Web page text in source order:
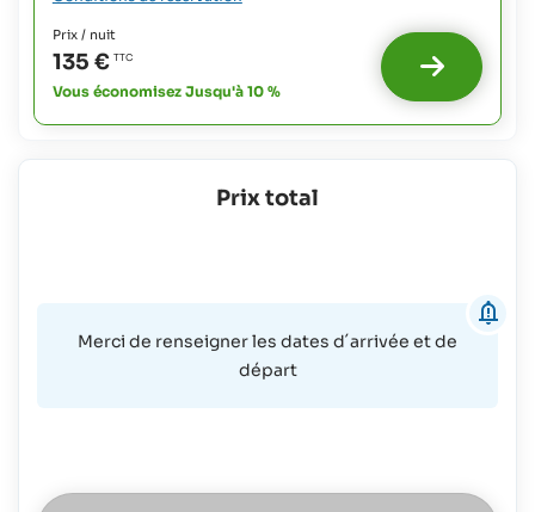
possibles
Bébés:
la
Prix / nuit
135 €
Vous économisez Jusqu'à 10 %
Prix total
Merci de renseigner les dates d´arrivée et de
départ